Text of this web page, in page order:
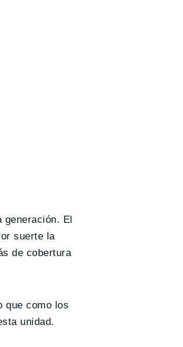
El
suerte la
de cobertura
que como los
unidad.